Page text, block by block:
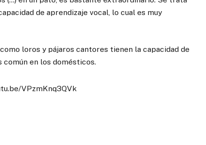
de aprendizaje vocal, lo cual es muy
loros y pájaros cantores tienen la capacidad de
común en los domésticos.
VPzmKnq3QVk